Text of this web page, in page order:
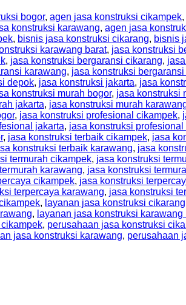
bogor, agen jasa konstruksi cikampek,
konstruksi karawang, agen jasa
, bisnis jasa konstruksi cikarang, bisnis
karawang barat, jasa konstruksi
, jasa konstruksi bergaransi cikarang,
karawang, jasa konstruksi
depok, jasa konstruksi jakarta, jasa
konstruksi murah bogor, jasa konstruksi
jakarta, jasa konstruksi murah
, jasa konstruksi profesional cikampek,
jakarta, jasa konstruksi profesional
, jasa konstruksi terbaik cikampek, jasa
konstruksi terbaik karawang, jasa
termurah cikampek, jasa konstruksi
karawang, jasa konstruksi
cikampek, jasa konstruksi
terpercaya karawang, jasa konstruksi
, layanan jasa konstruksi cikarang
, layanan jasa konstruksi karawang
, perusahaan jasa konstruksi
jasa konstruksi karawang, perusahaan